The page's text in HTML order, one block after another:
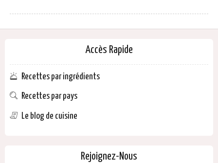
Accès Rapide
Recettes par ingrédients
Recettes par pays
Le blog de cuisine
Rejoignez-Nous